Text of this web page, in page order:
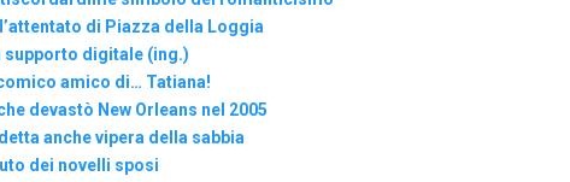
di Piazza della Loggia
supporto digitale (ing.)
comico amico di… Tatiana!
devastò New Orleans nel 2005
detta anche vipera della sabbia
dei novelli sposi